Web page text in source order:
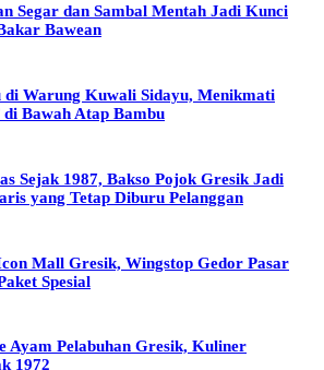
Segar dan Sambal Mentah Jadi Kunci
Bawean
di Warung Kuwali Sidayu, Menikmati
di Bawah Atap Bambu
Sejak 1987, Bakso Pojok Gresik Jadi
yang Tetap Diburu Pelanggan
Mall Gresik, Wingstop Gedor Pasar
Spesial
Ayam Pelabuhan Gresik, Kuliner
1972